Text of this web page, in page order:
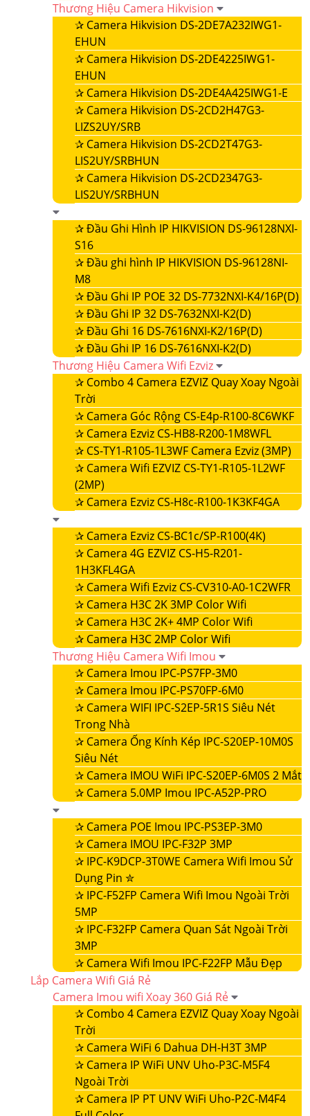
Thương Hiệu Camera Hikvision
✰ Camera Hikvision DS-2DE7A232IWG1-
EHUN
✰ Camera Hikvision DS-2DE4225IWG1-
EHUN
✰ Camera Hikvision DS-2DE4A425IWG1-E
✰ Camera Hikvision DS-2CD2H47G3-
LIZS2UY/SRB
✰ Camera Hikvision DS-2CD2T47G3-
LIS2UY/SRBHUN
✰ Camera Hikvision DS-2CD2347G3-
LIS2UY/SRBHUN
✰Đầu Ghi Hình IP HIKVISION DS-96128NXI-
S16
✰Đầu ghi hình IP HIKVISION DS-96128NI-
M8
✰Đầu Ghi IP POE 32 DS-7732NXI-K4/16P(D)
✰Đầu Ghi IP 32 DS-7632NXI-K2(D)
✰Đầu Ghi 16 DS-7616NXI-K2/16P(D)
✰Đầu Ghi IP 16 DS-7616NXI-K2(D)
Thương Hiệu Camera Wifi Ezviz
✰ Combo 4 Camera EZVIZ Quay Xoay Ngoài
Trời
✰ Camera Góc Rộng CS-E4p-R100-8C6WKF
✰ Camera Ezviz CS-HB8-R200-1M8WFL
✰ CS-TY1-R105-1L3WF Camera Ezviz (3MP)
✰ Camera Wifi EZVIZ CS-TY1-R105-1L2WF
(2MP)
✰ Camera Ezviz CS-H8c-R100-1K3KF4GA
✰ Camera Ezviz CS-BC1c/SP-R100(4K)
✰ Camera 4G EZVIZ CS-H5-R201-
1H3KFL4GA
✰ Camera Wifi Ezviz CS-CV310-A0-1C2WFR
✰ Camera H3C 2K 3MP Color Wifi
✰ Camera H3C 2K+ 4MP Color Wifi
✰ Camera H3C 2MP Color Wifi
Thương Hiệu Camera Wifi Imou
✰ Camera Imou IPC-PS7FP-3M0
✰ Camera Imou IPC-PS70FP-6M0
✰ Camera WIFI IPC-S2EP-5R1S Siêu Nét
Trong Nhà
✰ Camera Ống Kính Kép IPC-S20EP-10M0S
Siêu Nét
✰ Camera IMOU WiFi IPC-S20EP-6M0S 2 Mắt
✰ Camera 5.0MP Imou IPC-A52P-PRO
✰ Camera POE Imou IPC-PS3EP-3M0
✰ Camera IMOU IPC-F32P 3MP
✰ IPC-K9DCP-3T0WE Camera Wifi Imou Sử
Dụng Pin ✮
✰ IPC-F52FP Camera Wifi Imou Ngoài Trời
5MP
✰ IPC-F32FP Camera Quan Sát Ngoài Trời
3MP
✰ Camera Wifi Imou IPC-F22FP Mẫu Đẹp
Lắp Camera Wifi Giá Rẻ
Camera Imou wifi Xoay 360 Giá Rẻ
✰ Combo 4 Camera EZVIZ Quay Xoay Ngoài
Trời
✰ Camera WiFi 6 Dahua DH-H3T 3MP
✰ Camera IP WiFi UNV Uho-P3C-M5F4
Ngoài Trời
✰ Camera IP PT UNV WiFi Uho-P2C-M4F4